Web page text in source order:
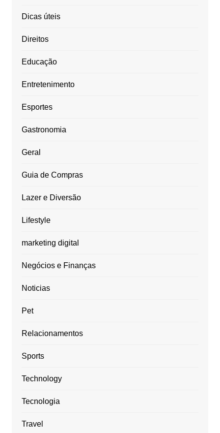
Dicas úteis
Direitos
Educação
Entretenimento
Esportes
Gastronomia
Geral
Guia de Compras
Lazer e Diversão
Lifestyle
marketing digital
Negócios e Finanças
Noticias
Pet
Relacionamentos
Sports
Technology
Tecnologia
Travel